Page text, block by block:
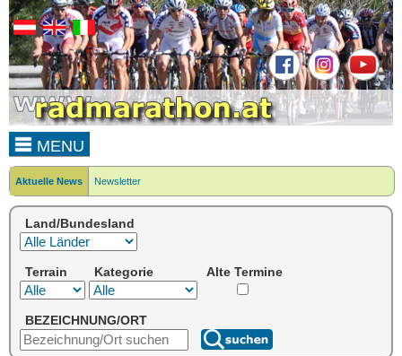
MENU
Aktuelle News Newsletter
Land/Bundesland
Terrain Kategorie Alte Termine
BEZEICHNUNG/ORT